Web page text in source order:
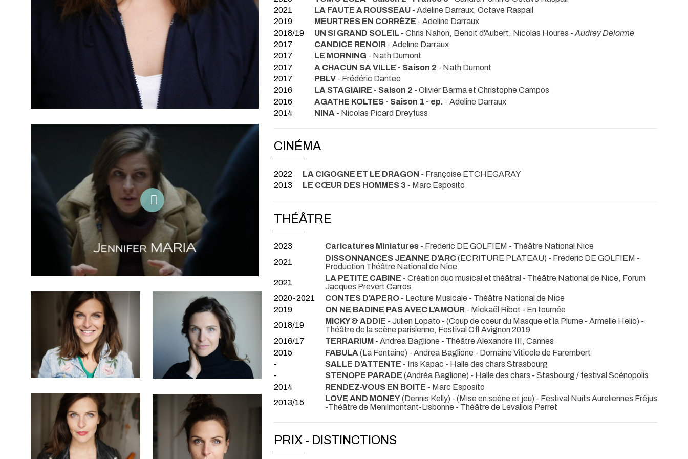
2021
LA FAUTE A ROUSSEAU - Adeline Darraux, Octave Raspail
2019
MEURTRES EN CORRÈZE - Adeline Darraux
2018/19
UN SI GRAND SOLEIL - Chris Nahon, Benoit d'Aubert, Nicolas Houres - Audrey Delorme
2017
CANDICE RENOIR - Adeline Darraux
2017
LE MORNING - Nath Dumont
2017
A CHACUN SA VILLE - Saison 2 - Nath Dumont
2017
PBLV - Frédéric Dantec
2016
LA STAGIAIRE - Saison 2 - Olivier Barma et Christophe Campos
2016
AGATHE KOLTES - Saison 1 - ep. - Adeline Darraux
2014
NINA - Nicolas Picard Dreyfuss
CINÉMA
2022 LA CIGOGNE ET LE DRAGON - Françoise ETCHEGARAY
2013
LE CŒUR DES HOMMES 3 - Marc Esposito
THÉÂTRE
2023 Caricatures Miniatures - Frederic DE GOLFIEM - Théâtre National Nice
2021
DISSONNANCES JEANNE D'ARC(ECRITURE PLATEAU) - Frederic DE GOLFIEM -
Production Théâtre National de Nice
2021
LA PETITE CABINE - Création duo musical et théâtral - Théâtre National de Nice, Forum
Jacques Prevert Carros
2020-2021
CONTES D'APERO - Lecture Musicale - Théâtre National de Nice
2019
ON NE BADINE PAS AVEC L'AMOUR - Mickaël Ribot - En tournée
2018/19
MICKY & ADDIE - Julien Lopato - (Coup de coeur du Masque et la Plume - Armelle Helio) -
Théâtre de la scène parisienne, Festival Off Avignon 2019
2016/17
TERRARIUM - Andrea Baglione - Théâtre Alexandre III, Cannes
2015
FABULA (La Fontaine) - Andrea Baglione - Domaine Viticole de Farembert
-
SALLE D'ATTENTE - Iris Kapac - Halle des chars Strasbourg
-
STENOPE PARADE (Andréa Baglione) - Halle des chars - Stasbourg / festival Scénopolis
2014
RENDEZ-VOUS EN BOITE - Marc Esposito
2013/15
LOVE AND MONEY(Dennis Kelly) - (Mise en scène et jeu) - Festival Nuits Aureliennes Fréjus
-Théâtre de Menilmontant-Lisbonne - Théâtre de Levallois Perret
PRIX - DISTINCTIONS